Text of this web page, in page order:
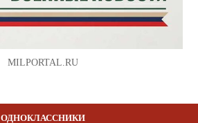
MILPORTAL.RU
ОДНОКЛАССНИКИ